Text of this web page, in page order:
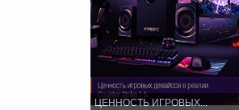
ЦЕННОСТЬ ИГРОВЫХ...